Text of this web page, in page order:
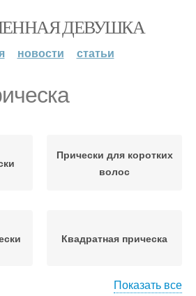
ДЕВУШКА
новости статьи
Прически для коротких
волос
Квадратная прическа
Показать все